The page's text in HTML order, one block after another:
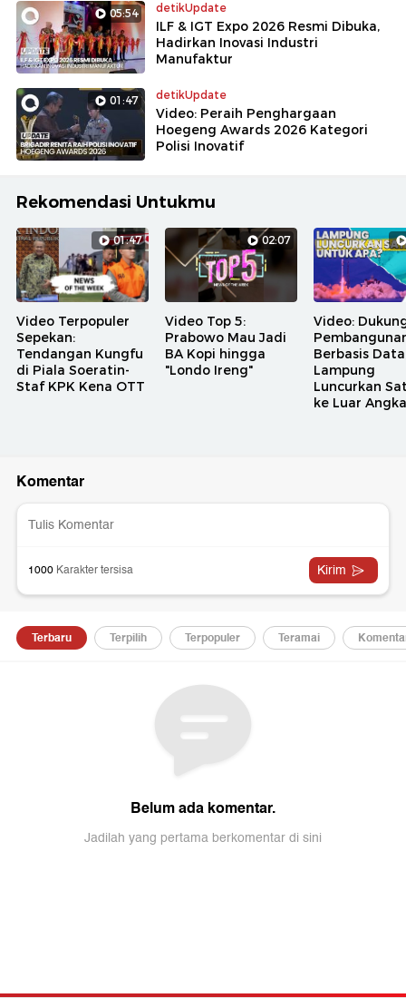
05:54 detikUpdate
ILF & IGT Expo 2026 Resmi Dibuka,
Hadirkan Inovasi Industri
Manufaktur
01:47 detikUpdate
Video: Peraih Penghargaan
Hoegeng Awards 2026 Kategori
Polisi Inovatif
Rekomendasi Untukmu
01:47
Video Terpopuler
Sepekan:
Tendangan Kungfu
di Piala Soeratin-
Staf KPK Kena OTT
02:07
Video Top 5:
Prabowo Mau Jadi
BA Kopi hingga
"Londo Ireng"
Video:
Berbasis
Lampung
Luncurkan
ke Luar